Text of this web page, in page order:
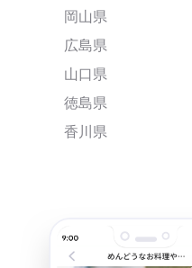
岡山県
広島県
山口県
徳島県
香川県